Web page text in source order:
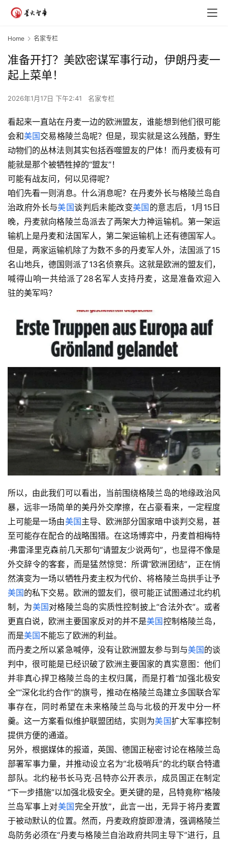
Home 名家专栏
准备开打？美欧密谋军事行动，伊朗丹麦一
起上菜单！
2026年1月17日 下午2:41 名家专栏
看起来一直站在丹麦一边的欧洲盟友，谁能想到他们很可能
会和美国交易格陵兰岛呢？但是，现实就是这么残酷，野生
动物们的丛林法则其实包括吞噬盟友的尸体！而丹麦极有可
能就是那个被牺牲掉的“盟友”！
可能有战友问，何以见得呢？
咱们先看一则消息。什么消息呢？在丹麦外长与格陵兰岛自
治政府外长与美国谈判后未能改变美国 的意志后，1月15日
晚，丹麦就向格陵兰岛派去了两架大力神运输机。第一架运
输机上是丹麦和法国军人，第二架运输机上还有德国军人。
但是，两家运输机除了为数不多的丹麦军人外，法国派了15
名山地兵，德国则派了13名侦察兵。这就是欧洲的盟友们，
喊得山响一共给派了28名军人支持丹麦，这是准备欢迎入
驻的美军吗？
所以，由此我们可以看出，当前围绕格陵兰岛的地缘政治风
暴，远非一场简单的美丹外交摩擦，在占豪看来，一定程度
上可能是一场由美国主导、欧洲部分国家暗中谈判交易，甚
至可能存在配合的战略围猎。在这场博弈中，丹麦首相梅特
·弗雷泽里克森前几天那句“请盟友少说两句”，也显得不像是
外交辞令的客套，而是猛然惊觉：所谓“欧洲团结”，正在悄
然演变为一场以牺牲丹麦主权为代价、将格陵兰岛拱手让予
美国的私下交易。欧洲的盟友们，很可能正试图通过北约机
制，为美国对格陵兰岛的实质性控制披上“合法外衣”。或者
更直白说，欧洲主要国家反对的并不是美国控制格陵兰岛，
而是美国不能忘了欧洲的利益。
而丹麦之所以紧急喊停，没有让欧洲盟友参与到与美国的谈
判中，很可能是已经识破了欧洲主要国家的真实意图：他们
并非真心捍卫格陵兰岛的主权归属，而是打着“加强北极安
全”“深化北约合作”的旗号，推动在格陵兰岛建立多国联合军
事存在，同时希望在未来格陵兰岛与北极的开发中分一杯
羹。这一方案看似维护联盟团结，实则为美国扩大军事控制
提供方便的通道。
另外，根据媒体的报道，英国、德国正秘密讨论在格陵兰岛
部署军事力量，并推动设立名为“北极哨兵”的北约联合特遣
部队。北约秘书长马克·吕特亦公开表示，成员国正在制定
“下一步措施”以加强北极安全。更关键的是，吕特竟称“格陵
兰岛军事上对美国完全开放”，此言一出，无异于将丹麦置
于被动默认的位置。然而，丹麦政府旋即澄清，强调格陵兰
岛防务必须在“丹麦与格陵兰自治政府共同主导下”进行，且